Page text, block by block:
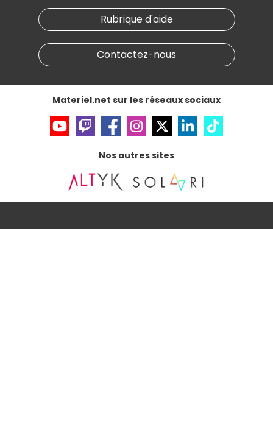
Materiel.net recrute
Notre programme d'affiliation
Nos marques
Conditions générales de vente
Informations légales
Données personnelles
Accessibilité : non conforme
Rubrique d'aide
Contactez-nous
Materiel.net sur les réseaux sociaux
Nos autres sites